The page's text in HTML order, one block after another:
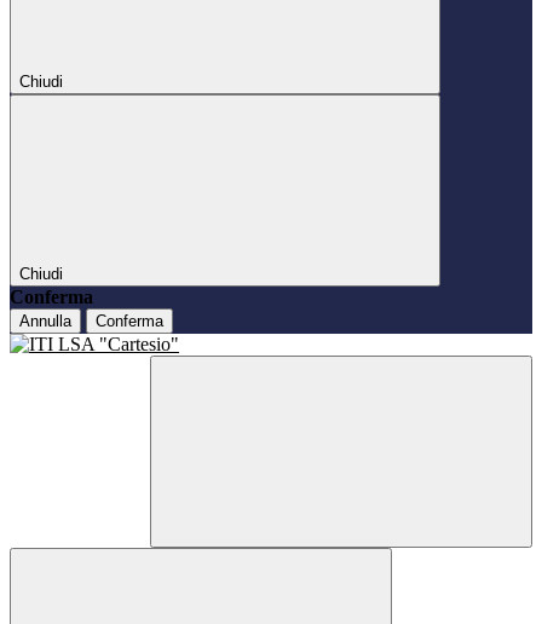
Chiudi
Chiudi
Conferma
Annulla Conferma